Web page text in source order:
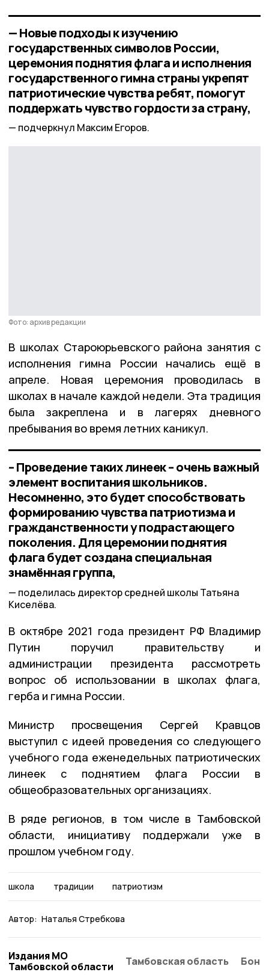
— Новые подходы к изучению
государственных символов России,
церемония поднятия флага и исполнения
государственного гимна страны укрепят
патриотические чувства ребят, помогут
поддержать чувство гордости за страну,
подчеркнул Максим Егоров.
Фото: архив редакции
В школах Староюрьевского района занятия с
исполнения гимна России начались ещё в
апреле. Новая церемония проводилась в
школах в начале каждой недели. Эта традиция
была закреплена и в лагерях дневного
пребывания во время летних каникул.
– Проведение таких линеек – очень важный
элемент воспитания школьников.
Несомненно, это будет способствовать
формированию чувства патриотизма и
гражданственности у подрастающего
поколения. Для церемонии поднятия
флага будет создана специальная
знамённая группа,
поделилась директор средней школы Татьяна
Киселёва.
В октябре 2021 года президент РФ Владимир
Путин поручил правительству и
администрации президента рассмотреть
вопрос об использовании в школах флага,
герба и гимна России.
Министр просвещения Сергей Кравцов
выступил с идеей проведения со следующего
учебного года еженедельных патриотических
линеек с поднятием флага России в
общеобразовательных организациях.
В ряде регионов, в том числе в Тамбовской
области, инициативу поддержали уже в
прошлом учебном году.
школа традиции патриотизм
Автор: Наталья Стребкова
Издания МО
Тамбовской области
Тамбовская область